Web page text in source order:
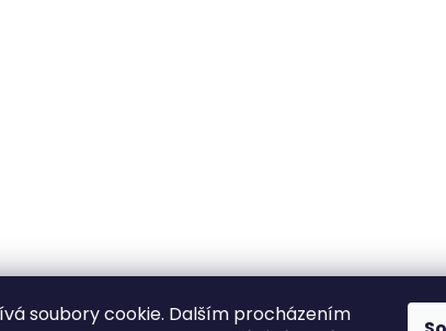
soubory cookie. Dalším procházením